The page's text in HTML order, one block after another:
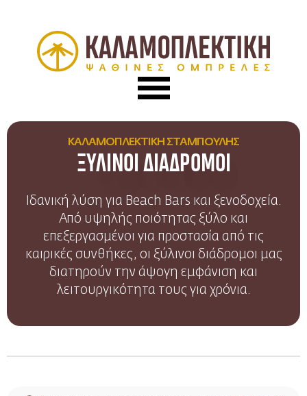
ΚΑΛΑΜΟΠΛΕΚΤΙΚΗ ΣΤΑΜΠΟΥΛΗΣ
ΞΥΛΙΝΟΙ ΔΙΑΔΡΟΜΟΙ
Ιδανική λύση για Βeach Βars και ξενοδοχεία.
Από υψηλής ποιότητας ξύλο και
επεξεργασμένοι για προστασία από τις
καιρικές συνθήκες, οι ξύλινοι διάδρομοι μας
διατηρούν την άψογη εμφάνιση και
λειτουργικότητα τους για χρόνια.